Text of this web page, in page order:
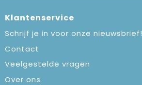
Klantenservice
Schrijf je in voor onze nieuwsbrief!
Contact
Veelgestelde vragen
Over ons